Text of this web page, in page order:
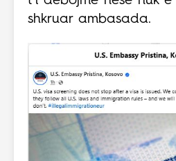
shkruar ambasada.